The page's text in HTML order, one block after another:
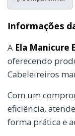
Informações
A Ela Manicure
oferecendo
Cabeleireiros
Com um
eficiência,
forma prática e